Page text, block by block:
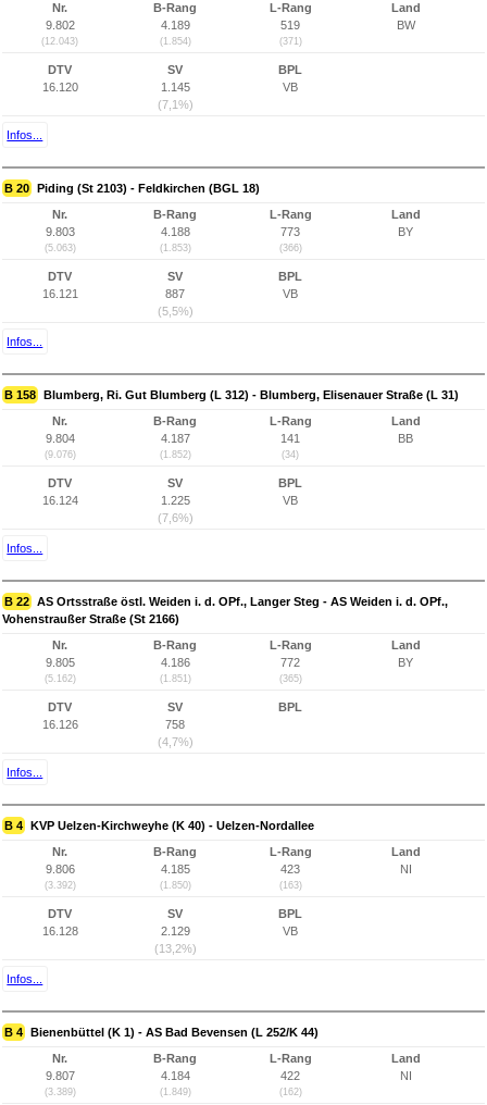
Nr.
9.802
(12.043)
B-Rang
4.189
(1.854)
L-Rang
519
(371)
Land
BW
DTV
16.120
SV
1.145
(7,1%)
BPL
VB
Infos...
B 20 Piding (St 2103) - Feldkirchen (BGL 18)
Nr.
9.803
(5.063)
B-Rang
4.188
(1.853)
L-Rang
773
(366)
Land
BY
DTV
16.121
SV
887
(5,5%)
BPL
VB
Infos...
B 158 Blumberg, Ri. Gut Blumberg (L 312) - Blumberg, Elisenauer Straße (L 31)
Nr.
9.804
(9.076)
B-Rang
4.187
(1.852)
L-Rang
141
(34)
Land
BB
DTV
16.124
SV
1.225
(7,6%)
BPL
VB
Infos...
B 22 AS Ortsstraße östl. Weiden i. d. OPf., Langer Steg - AS Weiden i. d. OPf.,
Vohenstraußer Straße (St 2166)
Nr.
9.805
(5.162)
B-Rang
4.186
(1.851)
L-Rang
772
(365)
Land
BY
DTV
16.126
SV
758
(4,7%)
BPL
Infos...
B 4 KVP Uelzen-Kirchweyhe (K 40) - Uelzen-Nordallee
Nr.
9.806
(3.392)
B-Rang
4.185
(1.850)
L-Rang
423
(163)
Land
NI
DTV
16.128
SV
2.129
(13,2%)
BPL
VB
Infos...
B 4 Bienenbüttel (K 1) - AS Bad Bevensen (L 252/K 44)
Nr.
9.807
(3.389)
B-Rang
4.184
(1.849)
L-Rang
422
(162)
Land
NI